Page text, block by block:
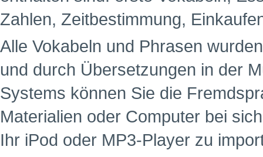
Zahlen, Zeitbestimmung,
Alle Vokabeln und Phrasen
und durch Übersetzungen in der
Systems können Sie die
Materialien oder Computer bei
Ihr iPod oder MP3-Player zu